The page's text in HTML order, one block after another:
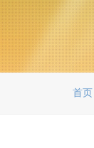
首页